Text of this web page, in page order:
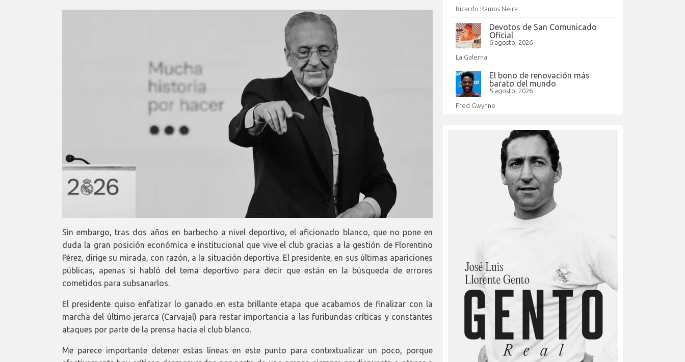
Sin embargo, tras dos años en barbecho a nivel deportivo, el aficionado blanco, que no pone en
duda la gran posición económica e institucional que vive el club gracias a la gestión de Florentino
Pérez, dirige su mirada, con razón, a la situación deportiva. El presidente, en sus últimas apariciones
públicas, apenas si habló del tema deportivo para decir que están en la búsqueda de errores
cometidos para subsanarlos.
El presidente quiso enfatizar lo ganado en esta brillante etapa que acabamos de finalizar con la
marcha del último jerarca (Carvajal) para restar importancia a las furibundas críticas y constantes
ataques por parte de la prensa hacia el club blanco.
Me parece importante detener estas líneas en este punto para contextualizar un poco, porque
Ricardo Ramos Neira
Devotos de San Comunicado
Oficial
6 agosto, 2026
La Galerna
El bono de renovación más
barato del mundo
5 agosto, 2026
Fred Gwynne